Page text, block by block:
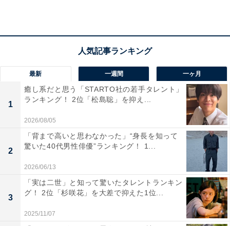
「俳優としての活躍が目立っていたため、難関の国
立大学出身だと知って驚きました。努力家な印象が
さらに強まりました」（40代男性／北海道）
「演技も上手いが勉強もできるのは好印象」（30代
女性／宮城県）
最新 一週間 一ヶ月
1
癒し系だと思う「STARTO社の若手タレント」
ランキング！ 2位「松島聡」を抑え...
2026/08/05
2
「背まで高いと思わなかった」“身長を知って
驚いた40代男性俳優”ランキング！ 1...
2026/06/13
3
「実は二世」と知って驚いたタレントランキン
グ！ 2位「杉咲花」を大差で抑えた1位...
2025/11/07